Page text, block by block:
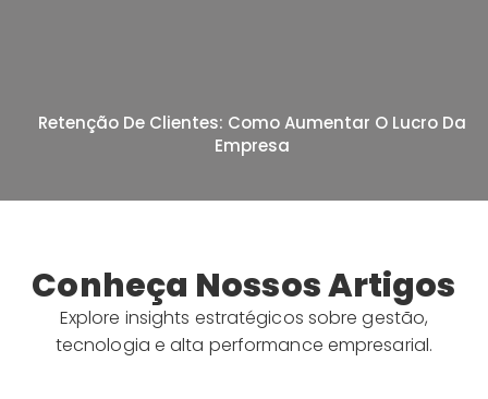
Retenção De Clientes: Como Aumentar O Lucro Da
Empresa
Conheça Nossos Artigos
Explore insights estratégicos sobre gestão,
tecnologia e alta performance empresarial.